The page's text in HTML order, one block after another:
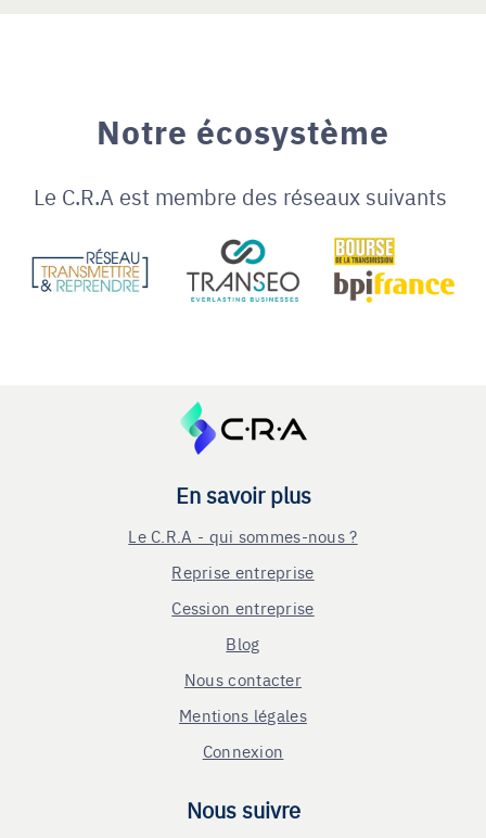
Notre écosystème
Le C.R.A est membre des réseaux suivants
En savoir plus
Le C.R.A - qui sommes-nous ?
Reprise entreprise
Cession entreprise
Blog
Nous contacter
Mentions légales
Connexion
Nous suivre